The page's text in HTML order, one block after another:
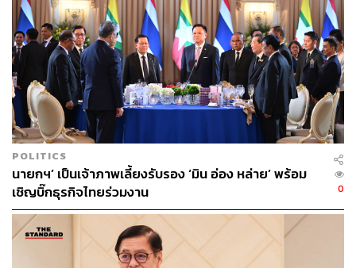
3. ที่ว่าการตีความรัฐธรรมนูญแห่งราชอาณาจักรไทยต้อง
ตีความไปในทางที่ใช้บังคับได้ เพราะหากเกิดเหตุการณ์
สำคัญที่นายกรัฐมนตรีพ้นจากตำแหน่งและยังคงมีรองนายก
รัฐมนตรีรักษาการ แต่เหตุการณ์นั้นรุนแรงจนสมควรยุบสภา
ผู้แทนราษฎร ก็จะหาทางออกด้วยการยุบสภาผู้แทนราษฎร
ไม่ได้ อันจะก่อให้เกิดผลอันตรายและเสียหายตามมา อันจะ
เป็นทางตันไม่อาจแก้ปัญหาได้
4.รองนายกรัฐมนตรี ผู้รักษาการแทนนายกรัฐมนตรี จึงมี
อำนาจในการนำความกราบบังคมทูลพระกรุณาถวายร่าง
พระราชกฤษฎีกายุบสภาผู้แทนราษฎร เพื่อทรงมีพระบรม
ราชวินิจฉัยได้ ส่วนจะทรงพระกรุณาโปรดเกล้าโปรด
กระหม่อมประการใด ย่อมเป็นพระราชอำนาจเด็ดขาด ไม่
อาจถูกทบทวนโดยศาลรัฐธรรมนูญหรือองค์กรใด ๆ ได้
POLITICS
นายกฯ’ เป็นเจ้าภาพเลี้ยงรับรอง ‘มิน อ่อง หล่าย’ พร้อม
เชิญบิ๊กธุรกิจไทยร่วมงาน
0